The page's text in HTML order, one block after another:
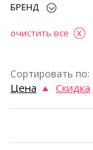
БРЕНД
очистить все
Сортировать по:
Цена Скидка